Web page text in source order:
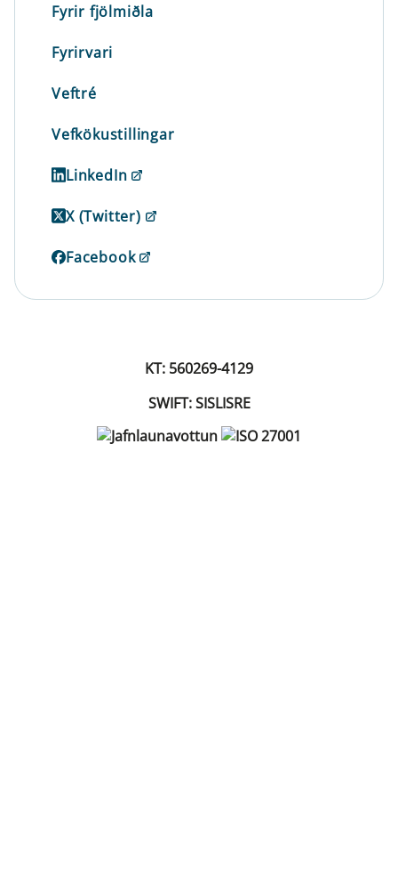
Fyrir fjölmiðla
Fyrirvari
Veftré
Vefkökustillingar
LinkedIn
X (Twitter)
Facebook
KT: 560269-4129
SWIFT: SISLISRE